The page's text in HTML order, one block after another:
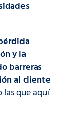
y la
barreras
al cliente
las que aquí